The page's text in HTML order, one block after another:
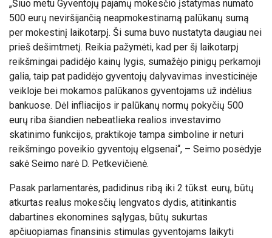
„Šiuo metu Gyventojų pajamų mokesčio įstatymas numato
500 eurų neviršijančią neapmokestinamą palūkanų sumą
per mokestinį laikotarpį. Ši suma buvo nustatyta daugiau nei
prieš dešimtmetį. Reikia pažymėti, kad per šį laikotarpį
reikšmingai padidėjo kainų lygis, sumažėjo pinigų perkamoji
galia, taip pat padidėjo gyventojų dalyvavimas investicinėje
veikloje bei mokamos palūkanos gyventojams už indėlius
bankuose. Dėl infliacijos ir palūkanų normų pokyčių 500
eurų riba šiandien nebeatlieka realios investavimo
skatinimo funkcijos, praktikoje tampa simboline ir neturi
reikšmingo poveikio gyventojų elgsenai“, – Seimo posėdyje
sakė Seimo narė D. Petkevičienė.
Pasak parlamentarės, padidinus ribą iki 2 tūkst. eurų, būtų
atkurtas realus mokesčių lengvatos dydis, atitinkantis
dabartines ekonomines sąlygas, būtų sukurtas
apčiuopiamas finansinis stimulas gyventojams laikyti